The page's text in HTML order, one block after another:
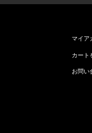
マイア
カート
お問い